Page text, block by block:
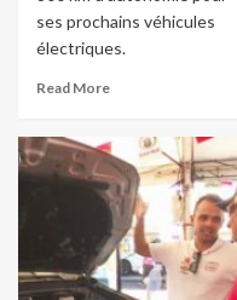
ses prochains véhicules
électriques.
Read More